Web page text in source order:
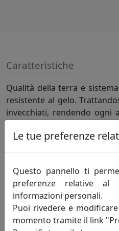
Caratteristiche
Qualità della terra e
resistente al gelo.
invecchiati, rendendo ogni
Terracotta Toscana,
Informazioni sul brand
Le tue preferenze
Questo pannello ti
preferenze relative al
informazioni personali.
Puoi rivedere e
momento tramite il link